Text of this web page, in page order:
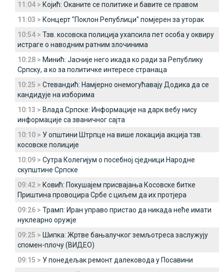
11:04 > Којић: Оканите се политике и бавите се правом
11:03 > Концерт "Поклон Републици" помјерен за уторак
10:54 > Тзв. косовска полиција ухапсила пет особа у оквиру
истраге о наводним ратним злочинима
10:28 > Минић: Јасније него икада ко ради за Републику
Српску, а ко за политичке интересе странаца
10:25 > Стевандић: Намјерно онемогућавају Додика да се
кандидује на изборима
10:13 > Влада Српске: Информације на дарк вебу нису
информације са званичног сајта
10:10 > У општини Штрпце на више локација акција тзв.
косовске полиције
10:09 > Сутра Колегијум о посебној сједници Народне
скупштине Српске
09:42 > Ковић: Покушајем присвајања Косовске битке
Приштина провоцира Србе с циљем да их протјера
09:26 > Трамп: Иран управо пристао да никада неће имати
нуклеарно оружје
09:25 > Шипка: Жртве бањалучког земљотреса заслужују
спомен-плочу (ВИДЕО)
09:15 > У понедељак ремонт далековода у Посавини